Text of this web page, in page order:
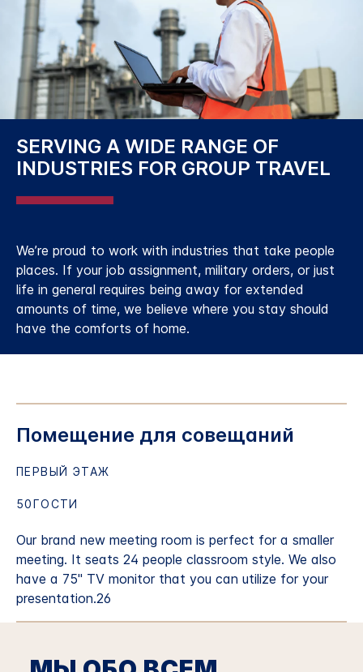
SERVING A WIDE RANGE OF
INDUSTRIES FOR GROUP TRAVEL
We’re proud to work with industries that take people
places. If your job assignment, military orders, or just
life in general requires being away for extended
amounts of time, we believe where you stay should
have the comforts of home.
Помещение для совещаний
Our brand new meeting room is perfect for a smaller
meeting. It seats 24 people classroom style. We also
have a 75" TV monitor that you can utilize for your
presentation.26
ПЕРВЫЙ ЭТАЖ
50ГОСТИ